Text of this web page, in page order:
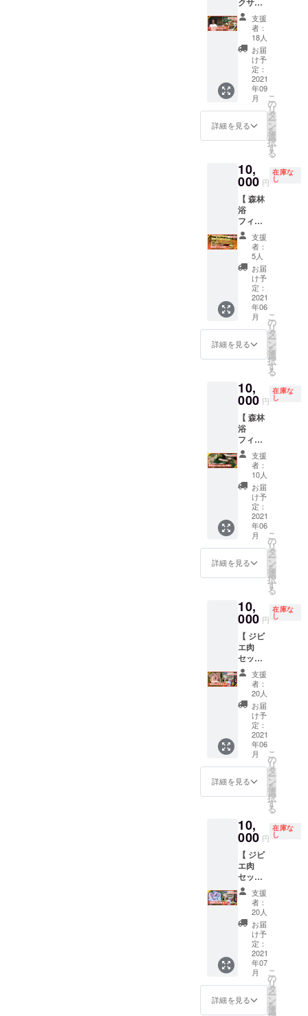
WEBサ
イト
https://
canoef
q.com/
限定ス
ペース
利用ペ
アチ
ケット
※ 有効
期限：
お届け
から
2022年
まで
（予
能時
間：当
日15時
から翌
日11時
まで
※ ご利
用の際
には事
前に申
し込み
が必要
です ※
他の方
の予約
ている
日はご
んので
ご了承
くださ
い 〈
Marie’s
Kitchen
〉
WEB：
http://w
ww.ata
maries-
k.com/
MAP：
https://
maps/
mNquS
PBSuS
9
ログラ
ムで
す。
〈内
容〉 ・
お礼の
気持ち
を込め
たメッ
セージ
・森と
海での
SDGs体
チケッ
ト（団
体1組1
回分）
〈ツ
アー詳
細〉 ■
集合場
所：熱
海市自
然郷
（予
定） ■
目安ス
ル
09:00-
11:00
コリ伐
採体験
- 森
の教室
- 間
伐体験
- 間
伐材で
コース
ター作
11:30-
12:30
ランチ
休憩
代込
み）
海で海
洋プラ
ゴミ
キャッ
チ体験
- 座
学 -
ビーチ
クリー
ン -
プラご
キャッ
チ -
ボート
てゴミ
確認 ■
最大10
名まで
■ 有効
期限：
お届け
から1年
間有効
（予
定） ※
現地ま
での交
通費は
別途ご
負担く
ださい
※ 詳細
のスケ
ジュー
を過ご
しま
しょ
う！
〈内
容〉 ・
お礼の
気持ち
を込め
たメッ
セージ
・ウッ
ケット
（1回
分） ※
開催予
定日：
2021年
9月の毎
週日曜
の午前
中（雨
天実施
予定）
※ 上記
の日程
の中か
ら毎回
先着10
※ 参加
希望日
をメー
ルにて
調整さ
せてい
ただき
ます
カップ
】 伊豆
木工作
家の
『あり
しろ道
具店』
とのコ
ラボリ
ター
ン！ 有
城さん
とキコ
のアイ
デアか
ら生ま
れた
「熱海
の間伐
材クク
サカッ
プのDIY
キッ
ト」に
なりま
す。 ク
クサの
持ち手
の紐は
伊豆の
す。 紙
やすり
とオイ
ルを一
緒にお
送りい
たしま
すの
で、お
うちで
最後の
仕上げ
をし、
自分好
みのオ
リジナ
ルカッ
さい！
使いな
がらメ
ンテナ
ンスを
するこ
とで、
長くご
愛用い
ただけ
ると嬉
しいで
す。
〈内
容〉 ・
気持ち
を込め
・間伐
材クク
サカッ
プのDIY
キット
（紙や
すり＆
オイル
付き）
※ お届
予定は
2021年
9月頃を
予定し
ていま
伐材は
支援
者：
18人
お届
け予
定：
2021
年09
月
詳細を見る
こ
の
リ
タ
ー
ン
を
選
択
す
る
10,
000 円
在庫な
し
【 森林
浴
フィー
ルド内
に木製
ベンチ
を贈る
整備す
る『
ATAMI
Green
Field
with
Kicolly
s &
』のエ
リア内
にある
「木製
ベン
チ」を
提供で
きま
す。 そ
して、
設置す
るベン
チに
「支援
者名」
を刻印
させて
〈内
容〉 ・
お礼の
気持ち
を込め
たメッ
セージ
・木製
ベンチ
にお名
前を刻
印させ
ていた
だきま
ンプル
な支援
ターン
です ※ 2
枚目と3
枚目の
画像は
試作し
たミニ
チュア
版の写
真です
※ 必ず
「備考
欄」に
刻印す
るお名
記入く
ださい
支援
者：
5人
お届
け予
定：
2021
年06
月
詳細を見る
こ
の
リ
タ
ー
ン
を
選
択
す
る
10,
000 円
在庫な
し
【 森林
浴
フィー
ルド内
に木製
サイド
テーブ
ルを贈
る 】 今
回整備
する『
ATAMI
Green
Field
with
Kicolly
Marie
』のエ
リア内
にある
「木製
サイド
テーブ
ル」を
提供で
きま
す。 既
に完売
した
「木製
ベン
チ」の
両サイ
だく予
定で
す。 ま
た、設
置する
サイド
テーブ
ルには
「支援
者名」
の刻印
もさせ
ていた
だきま
す。
〈内
容〉 ・
支援
者：
10人
お届
け予
定：
2021
年06
月
詳細を見る
こ
の
リ
タ
ー
ン
を
選
択
す
る
10,
000 円
在庫な
し
【 ジビ
エ肉
セット
】 熱海
の若手
狩猟者
集団
『山の
恵』と
のコラ
ボリ
ターン
です。
熱海市
内の森
で捕獲
イノシ
シ肉(ジ
ビエ肉)
をお届
けしま
す。
〈内
容〉 ・
お礼の
気持ち
を込め
たメッ
セージ
・山の
恵のジ
ビエ肉
セット
支援
者：
20人
お届
け予
定：
2021
年06
月
詳細を見る
こ
の
リ
タ
ー
ン
を
選
択
す
る
10,
000 円
在庫な
し
【 ジビ
エ肉
セット
】 ＼好
評につ
き第二
弾を追
加しま
す／ 熱
海の若
手狩猟
者集団
『山の
恵』と
のコラ
支援
者：
20人
お届
け予
定：
2021
年07
月
詳細を見る
こ
の
リ
タ
ー
ン
を
選